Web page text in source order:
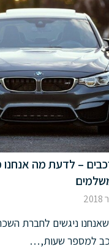
– לדעת מה אנחנו
ניגשים לחברת
למספר שעות,…